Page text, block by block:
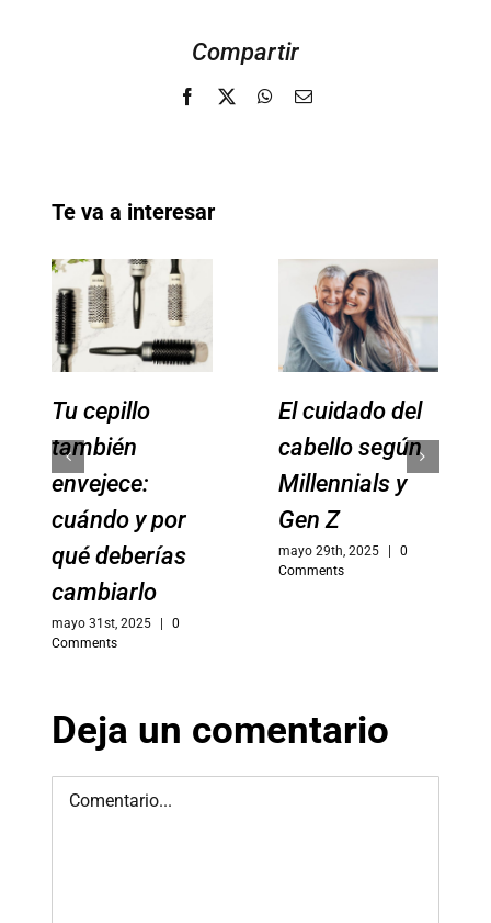
Compartir
Facebook
X WhatsApp
Email
Te va a interesar
Tu cepillo
también
envejece:
cuándo y por
qué deberías
cambiarlo
mayo 31st, 2025 |
0
Comments
El cuidado del
cabello según
Millennials y
Gen Z
mayo 29th, 2025 |
0
Comments
Deja un comentario
Comment